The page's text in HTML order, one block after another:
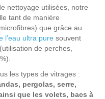
nettoyage utilisées, notre
tant de manière
que grâce au
l’eau ultra pure souvent
de perches,
les types de vitrages :
pergolas, serre,
que les volets, bacs à